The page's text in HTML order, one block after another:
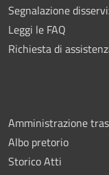
Segnalazione
Leggi le FAQ
Richiesta di
Amministrazione
Albo pretorio
Storico Atti